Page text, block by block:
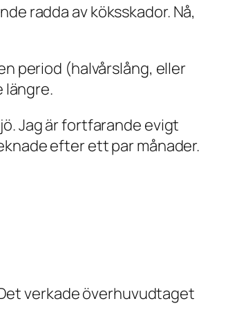
radda av köksskador. Nå,
period (halvårslång, eller
längre.
Jag är fortfarande evigt
efter ett par månader.
verkade överhuvudtaget